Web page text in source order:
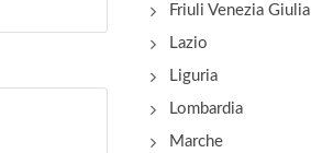
Friuli Venezia Giulia
Lazio
Liguria
Lombardia
Marche